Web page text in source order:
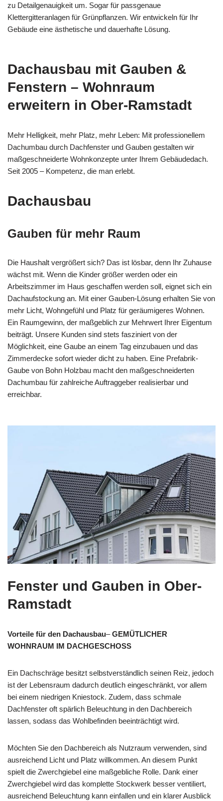
zu Detailgenauigkeit um. Sogar für passgenaue
Klettergitteranlagen für Grünpflanzen. Wir entwickeln für Ihr
Gebäude eine ästhetische und dauerhafte Lösung.
Dachausbau mit Gauben &
Fenstern – Wohnraum
erweitern in Ober-Ramstadt
Mehr Helligkeit, mehr Platz, mehr Leben: Mit professionellem
Dachumbau durch Dachfenster und Gauben gestalten wir
maßgeschneiderte Wohnkonzepte unter Ihrem Gebäudedach.
Seit 2005 – Kompetenz, die man erlebt.
Dachausbau
Gauben für mehr Raum
Die Haushalt vergrößert sich? Das ist lösbar, denn Ihr Zuhause
wächst mit. Wenn die Kinder größer werden oder ein
Arbeitszimmer im Haus geschaffen werden soll, eignet sich ein
Dachaufstockung an. Mit einer Gauben-Lösung erhalten Sie von
mehr Licht, Wohngefühl und Platz für geräumigeres Wohnen.
Ein Raumgewinn, der maßgeblich zur Mehrwert Ihrer Eigentum
beiträgt. Unsere Kunden sind stets fasziniert von der
Möglichkeit, eine Gaube an einem Tag einzubauen und das
Zimmerdecke sofort wieder dicht zu haben. Eine Prefabrik-
Gaube von Bohn Holzbau macht den maßgeschneiderten
Dachumbau für zahlreiche Auftraggeber realisierbar und
erreichbar.
Fenster und Gauben in Ober-
Ramstadt
Vorteile für den Dachausbau–GEMÜTLICHER
WOHNRAUM IM DACHGESCHOSS
Ein Dachschräge besitzt selbstverständlich seinen Reiz, jedoch
ist der Lebensraum dadurch deutlich eingeschränkt, vor allem
bei einem niedrigen Kniestock. Zudem, dass schmale
Dachfenster oft spärlich Beleuchtung in den Dachbereich
lassen, sodass das Wohlbefinden beeinträchtigt wird.
Möchten Sie den Dachbereich als Nutzraum verwenden, sind
ausreichend Licht und Platz willkommen. An diesem Punkt
spielt die Zwerchgiebel eine maßgebliche Rolle. Dank einer
Zwerchgiebel wird das komplette Stockwerk besser ventiliert,
ausreichend Beleuchtung kann einfallen und ein klarer Ausblick